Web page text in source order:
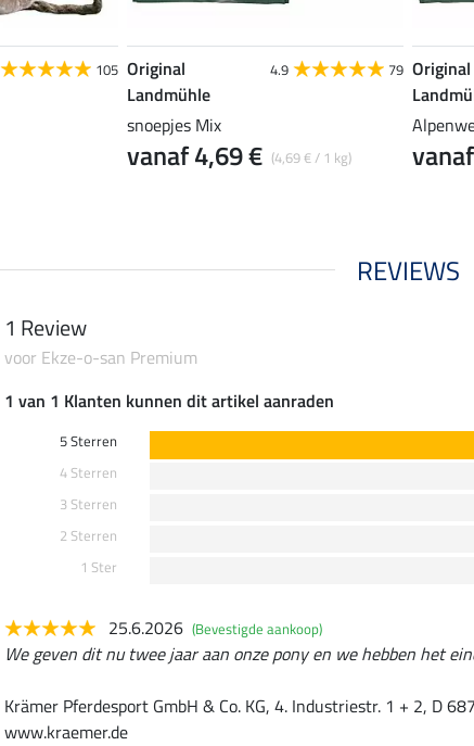
105 Original
Landmühle
4.9 79
snoepjes Mix
(4,69 € / 1 kg)
vanaf 4,69 €
Original
REVIEWS
1 Review
voor Ekze-o-san Premium
1 van 1 Klanten kunnen dit artikel aanraden
5 Sterren
4 Sterren
3 Sterren
2 Sterren
1 Ster
25.6.2026 (Bevestigde aankoop)
We geven dit nu twee jaar aan onze pony en we hebben het
Krämer Pferdesport GmbH & Co. KG, 4. Industriestr. 1 + 2, D
www.kraemer.de